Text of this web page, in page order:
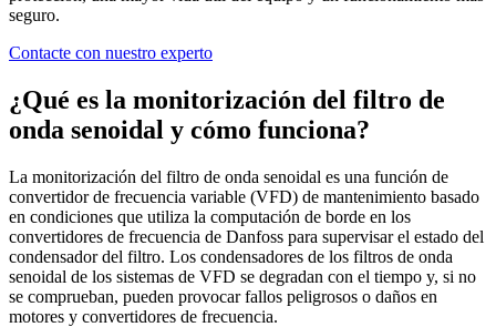
seguro.
Contacte con nuestro experto
¿Qué es la monitorización del filtro de
onda senoidal y cómo funciona?
La monitorización del filtro de onda senoidal es una función de
convertidor de frecuencia variable (VFD) de mantenimiento basado
en condiciones que utiliza la computación de borde en los
convertidores de frecuencia de Danfoss para supervisar el estado del
condensador del filtro. Los condensadores de los filtros de onda
senoidal de los sistemas de VFD se degradan con el tiempo y, si no
se comprueban, pueden provocar fallos peligrosos o daños en
motores y convertidores de frecuencia.